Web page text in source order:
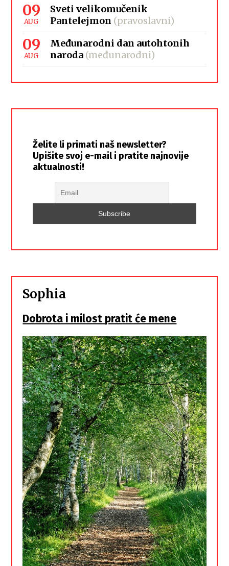
09
AUG
Sveti velikomučenik
Pantelejmon (pravoslavni)
09
AUG
Međunarodni dan autohtonih
naroda (međunarodni)
Želite li primati naš newsletter?
Upišite svoj e-mail i pratite najnovije
aktualnosti!
Sophia
Dobrota i milost pratit će mene